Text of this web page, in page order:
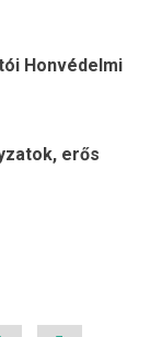
Honvédelmi
erős